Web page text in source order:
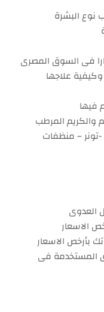
نوع البشرة
فى السوق المصرى
علاجها
فيها
والكريم المرطب
– منظفات
العدوى
الاسعار
بأرخص الاسعار
المستخدمة فى